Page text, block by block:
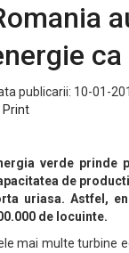
publicarii: 10-01-
Print
verde prinde
de
uriasa. Astfel,
de locuinte.
mai multe turbine